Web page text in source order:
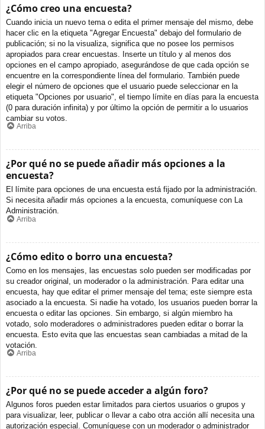
¿Cómo creo una encuesta?
Cuando inicia un nuevo tema o edita el primer mensaje del mismo, debe
hacer clic en la etiqueta "Agregar Encuesta" debajo del formulario de
publicación; si no la visualiza, significa que no posee los permisos
apropiados para crear encuestas. Inserte un título y al menos dos
opciones en el campo apropiado, asegurándose de que cada opción se
encuentre en la correspondiente línea del formulario. También puede
elegir el número de opciones que el usuario puede seleccionar en la
etiqueta "Opciones por usuario", el tiempo límite en días para la encuesta
(0 para duración infinita) y por último la opción de permitir a lo usuarios
cambiar su votos.
Arriba
¿Por qué no se puede añadir más opciones a la
encuesta?
El límite para opciones de una encuesta está fijado por la administración.
Si necesita añadir más opciones a la encuesta, comuníquese con La
Administración.
Arriba
¿Cómo edito o borro una encuesta?
Como en los mensajes, las encuestas solo pueden ser modificadas por
su creador original, un moderador o la administración. Para editar una
encuesta, hay que editar el primer mensaje del tema; este siempre esta
asociado a la encuesta. Si nadie ha votado, los usuarios pueden borrar la
encuesta o editar las opciones. Sin embargo, si algún miembro ha
votado, solo moderadores o administradores pueden editar o borrar la
encuesta. Esto evita que las encuestas sean cambiadas a mitad de la
votación.
Arriba
¿Por qué no se puede acceder a algún foro?
Algunos foros pueden estar limitados para ciertos usuarios o grupos y
para visualizar, leer, publicar o llevar a cabo otra acción allí necesita una
autorización especial. Comuníquese con un moderador o administrador